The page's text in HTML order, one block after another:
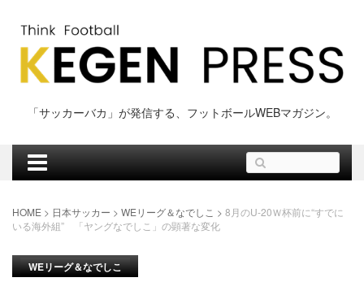
「サッカーバカ」が発信する、フットボールWEBマガジン。
検
索:
HOME > 日本サッカー > WEリーグ＆なでしこ > 8月のU-20Ｗ杯前に“すでに
いる海外組” 「ヤングなでしこ」の顕著な変化
WEリーグ＆なでしこ